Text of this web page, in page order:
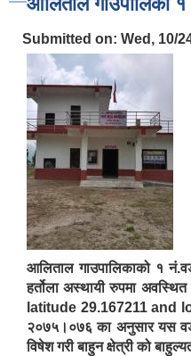
Submitted on: Wed, 10/
आलिताल गाउपालिकाको १
हर्तोला अस्थायी रुपमा
latitude 29.167211 and
२०७५।०७६ का अनुसार यस
विषेश गरी बाहुन क्षेत्री को